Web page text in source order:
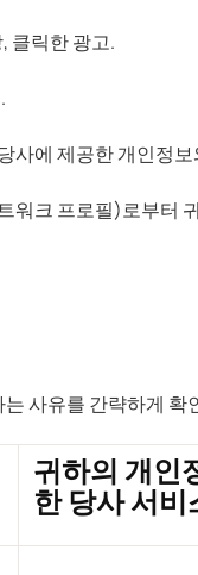
클릭한 광고.
사에 제공한 개인정
워크 프로필)로부터
사유를 간략하게 확
귀하의 개인
한 당사 서